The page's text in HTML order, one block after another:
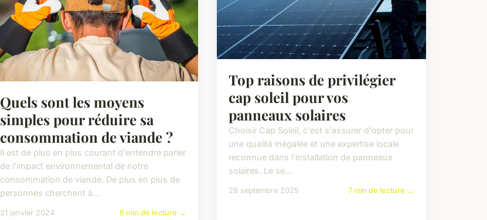
Quels sont les moyens
simples pour réduire sa
consommation de viande ?
Il est de plus en plus courant d'entendre parler
de l'impact environnemental de notre
consommation de viande. De plus en plus de
personnes cherchent à...
21 janvier 2024 6 min de lecture →
Top raisons de privilégier
cap soleil pour vos
panneaux solaires
Choisir Cap Soleil, c'est s'assurer d'opter pour
une qualité inégalée et une expertise locale
reconnue dans l'installation de panneaux
solaires. Le se...
28 septembre 2025 7 min de lecture →